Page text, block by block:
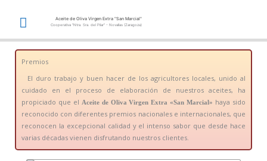
Aceite de Oliva Virgen Extra "San Marcial"
Cooperativa "Ntra. Sra. del Pilar" - Novallas (Zaragoza)
Menú
principal
Premios
El duro trabajo y buen hacer de los agricultores locales, unido al
cuidado en el proceso de elaboración de nuestros aceites, ha
propiciado que el Aceite de Oliva Virgen Extra «San Marcial» haya sido
reconocido con diferentes premios nacionales e internacionales, que
reconocen la excepcional calidad y el intenso sabor que desde hace
varias décadas vienen disfrutando nuestros clientes.